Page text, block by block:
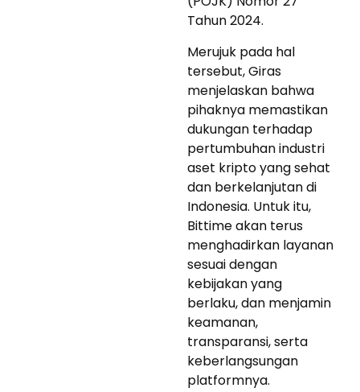
Tahun 2024.
Merujuk pada hal
tersebut, Giras
menjelaskan bahwa
pihaknya memastikan
dukungan terhadap
pertumbuhan industri
aset kripto yang sehat
dan berkelanjutan di
Indonesia. Untuk itu,
Bittime akan terus
menghadirkan layanan
sesuai dengan
kebijakan yang
berlaku, dan menjamin
keamanan,
transparansi, serta
keberlangsungan
platformnya.